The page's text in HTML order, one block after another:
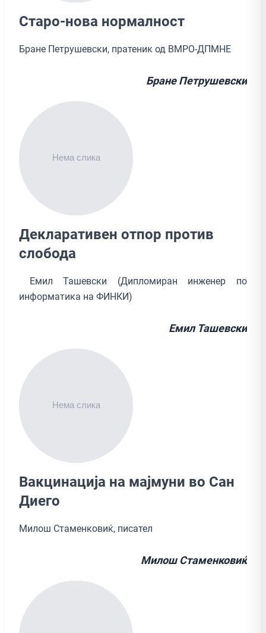
Старо-нова нормалност
Бране Петрушевски, пратеник од ВМРО-ДПМНЕ
Бране Петрушевски
Декларативен отпор против
слобода
Емил Ташевски (Дипломиран инженер по
информатика на ФИНКИ)
Емил Ташевски
Вакцинација на мајмуни во Сан
Диего
Милош Стаменковиќ, писател
Милош Стаменковиќ